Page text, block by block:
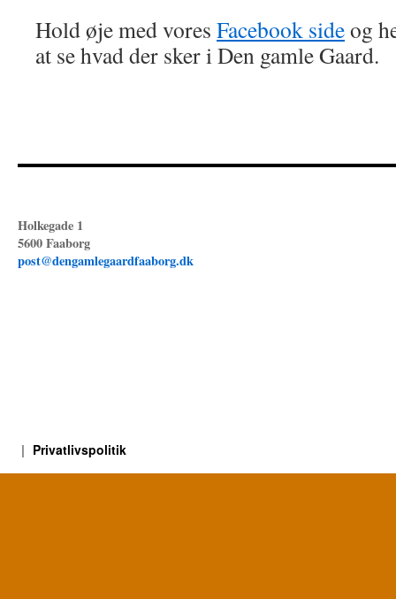
Hold øje med vores Facebook sideog
at se hvad der sker i Den gamle Gaard.
Holkegade 1
5600 Faaborg
post@dengamlegaardfaaborg.dk
Privatlivspolitik